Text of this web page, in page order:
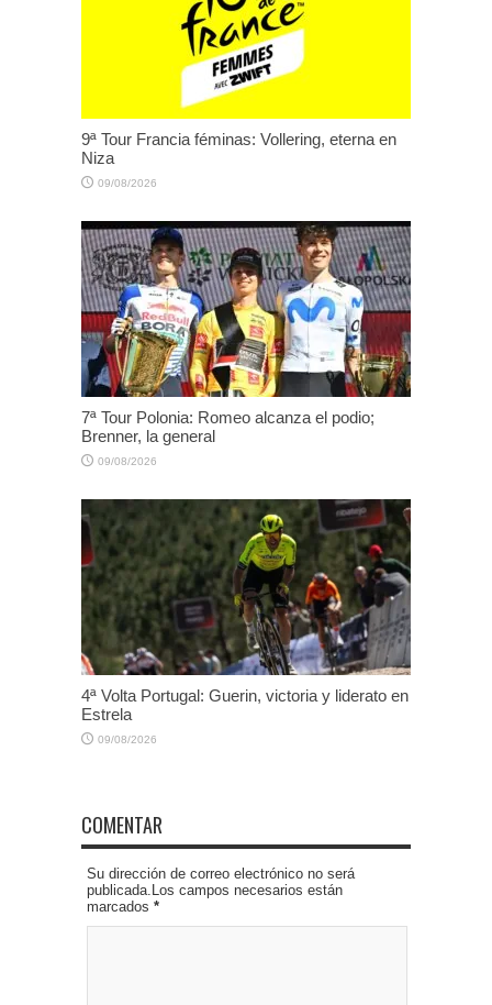
9ª Tour Francia féminas: Vollering, eterna en
Niza
09/08/2026
7ª Tour Polonia: Romeo alcanza el podio;
Brenner, la general
09/08/2026
4ª Volta Portugal: Guerin, victoria y liderato en
Estrela
09/08/2026
COMENTAR
Su dirección de correo electrónico no será
publicada.Los campos necesarios están
marcados *